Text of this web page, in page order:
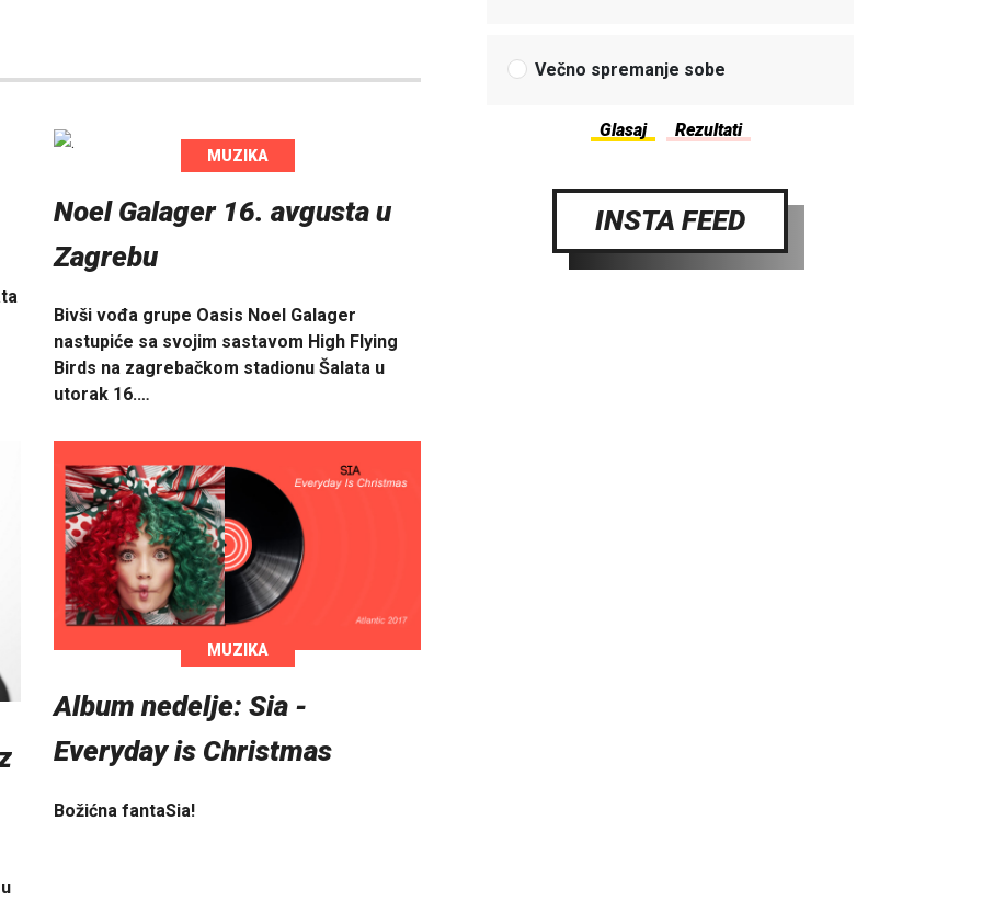
MUZIKA
Noel Galager 16. avgusta u
Zagrebu
Bivši vođa grupe Oasis Noel Galager
nastupiće sa svojim sastavom High Flying
Birds na zagrebačkom stadionu Šalata u
utorak 16.…
MUZIKA
Album nedelje: Sia -
Everyday is Christmas
Božićna fantaSia!
Večno spremanje sobe
INSTA FEED